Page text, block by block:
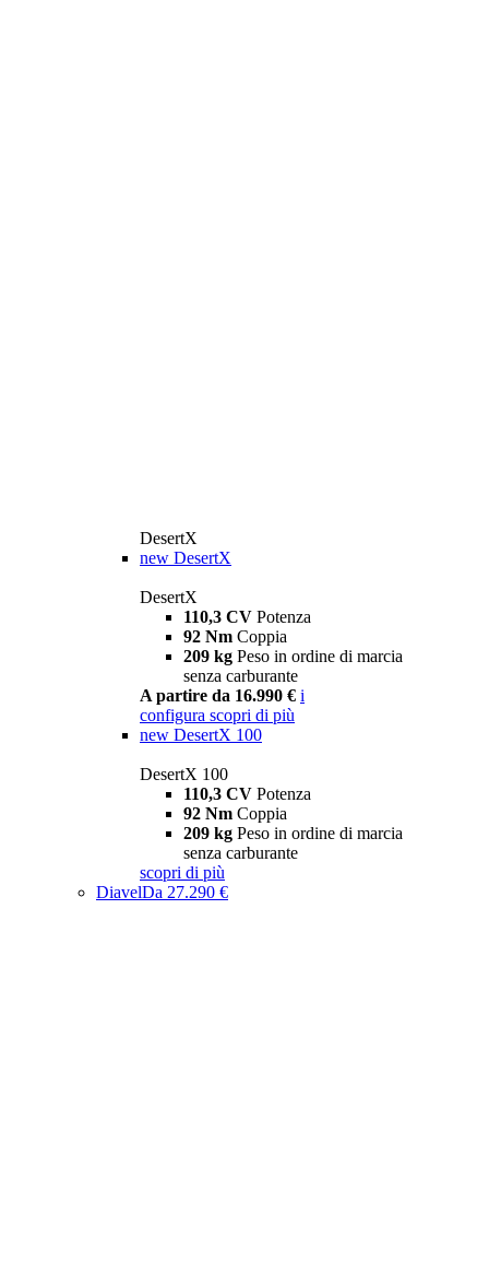
DesertX
new DesertX
DesertX
110,3 CV Potenza
92 Nm Coppia
209 kg Peso in ordine di marcia
senza carburante
A partire da 16.990 € i
configura scopri di più
new DesertX 100
DesertX 100
110,3 CV Potenza
92 Nm Coppia
209 kg Peso in ordine di marcia
senza carburante
scopri di più
DiavelDa 27.290 €